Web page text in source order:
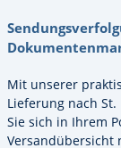
Mit unserer
Lieferung nach
Sie sich in Ihrem
Versandübersicht